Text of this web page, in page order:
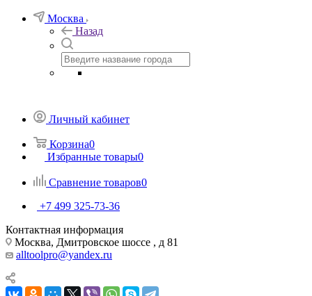
Москва
Назад
Личный кабинет
Корзина0
Избранные товары0
Сравнение товаров0
+7 499 325-73-36
Контактная информация
Москва, Дмитровское шоссе , д 81
alltoolpro@yandex.ru